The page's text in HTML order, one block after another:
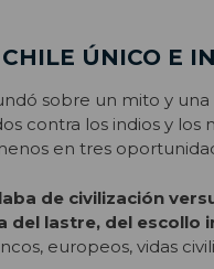
ÚNICO E
sobre un mito y
contra los indios y
en tres
de civilización
del lastre, del escollo
europeos, vidas